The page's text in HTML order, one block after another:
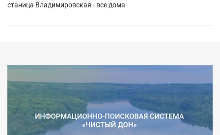
станица Владимировская - все дома